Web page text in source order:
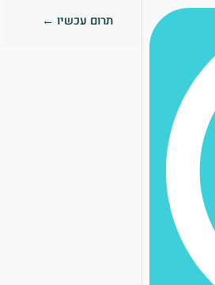
תרום עכשיו ←